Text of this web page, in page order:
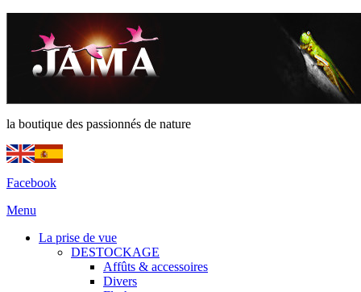
la boutique des passionnés de nature
Facebook
Menu
La prise de vue
DESTOCKAGE
Affûts & accessoires
Divers